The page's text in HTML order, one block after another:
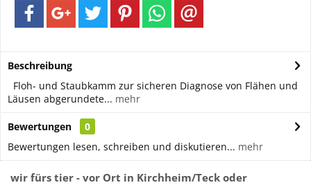
Beschreibung
Floh- und Staubkamm zur sicheren Diagnose von Flähen und
Läusen abgerundete... mehr
Bewertungen
0
Bewertungen lesen, schreiben und diskutieren... mehr
wir fürs tier - vor Ort in Kirchheim/Teck oder